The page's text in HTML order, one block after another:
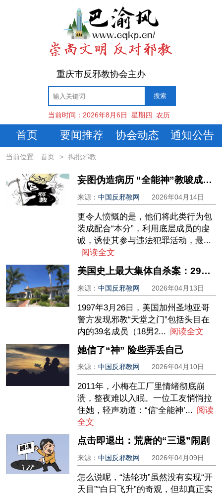
重庆市反邪教协会主办
当前时间： 2026年8月6日 星期四 农历
首页 要闻推荐 协会动态 通知公告
当前位置: 首页 > 揭批邪教
妄图伪造病历 “全能神”教唆成员违法犯罪的卑劣手段
来源：中国反邪教网 2026年04月14日
更令人愤慨的是，他们将此类行为包
装成配合“本分”，利用底层成员的虔
诚，诱使其参与违法犯罪活动，最...
阅读全文
美国史上最大集体自杀案：29年前“天堂之门”39人殒命，幸存者亲述内幕
来源：中国反邪教网 2026年04月13日
1997年3月26日，美国加州圣地亚哥
警方发现邪教“天堂之门”包括头目在
内的39名成员（18男2... 阅读全文
她信了“神” 险些弄丢自己
来源：中国反邪教网 2026年04月10日
2011年，小梅在工厂里情绪彻底崩
溃，整夜难以入眠。一位工友悄悄拉
住她，轻声劝道：“信‘全能神’... 阅读
全文
点击即退出：荒唐的“三退”闹剧
来源：中国反邪教网 2026年04月09日
怎么说呢，“法轮功”虽然没有实现“开
天目”“白日飞升”的奇观，但却真正实